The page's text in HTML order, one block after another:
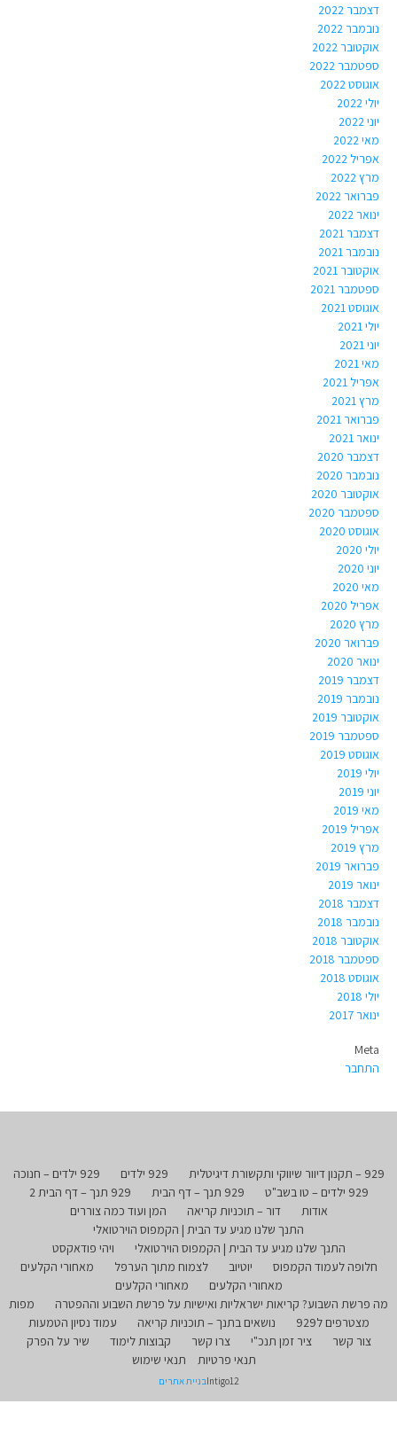
דצמבר 2022
נובמבר 2022
אוקטובר 2022
ספטמבר 2022
אוגוסט 2022
יולי 2022
יוני 2022
מאי 2022
אפריל 2022
מרץ 2022
פברואר 2022
ינואר 2022
דצמבר 2021
נובמבר 2021
אוקטובר 2021
ספטמבר 2021
אוגוסט 2021
יולי 2021
יוני 2021
מאי 2021
אפריל 2021
מרץ 2021
פברואר 2021
ינואר 2021
דצמבר 2020
נובמבר 2020
אוקטובר 2020
ספטמבר 2020
אוגוסט 2020
יולי 2020
יוני 2020
מאי 2020
אפריל 2020
מרץ 2020
פברואר 2020
ינואר 2020
דצמבר 2019
נובמבר 2019
אוקטובר 2019
ספטמבר 2019
אוגוסט 2019
יולי 2019
יוני 2019
מאי 2019
אפריל 2019
מרץ 2019
פברואר 2019
ינואר 2019
דצמבר 2018
נובמבר 2018
אוקטובר 2018
ספטמבר 2018
אוגוסט 2018
יולי 2018
ינואר 2017
Meta
התחבר
929 – תקנון דיוור שיווקי ותקשורת דיגיטלית 929 ילדים
929 ילדים – חנוכה
929 ילדים – טו בשב"ט
929 תנך – דף הבית
929 תנך – דף הבית 2
אודות
דור – תוכניות קריאה
המן ועוד כמה צוררים
התנך שלנו מגיע עד הבית | הקמפוס הוירטואלי
התנך שלנו מגיע עד הבית | הקמפוס הוירטואלי
ויהי פודאקסט
חלופה לעמוד הקמפוס
יוטיוב לצמוח מתוך הערפל
מאחורי הקלעים
מאחורי הקלעים
מאחורי הקלעים
מה פרשת השבוע? קריאות ישראליות ואישיות על פרשת השבוע וההפטרה
מפות
מצטרפים ל929
נושאים בתנך – תוכניות קריאה
עמוד נסיון הטמעות
צור קשר
ציר זמן תנכ"י צרו קשר קבוצות לימוד
שיר על הפרק
תנאי פרטיות
תנאי שימוש
Intigo12בניית אתרים